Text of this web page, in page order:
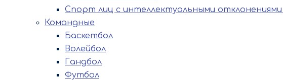
Спорт лиц с интеллектуальными
Командные
Баскетбол
Волейбол
Гандбол
Футбол